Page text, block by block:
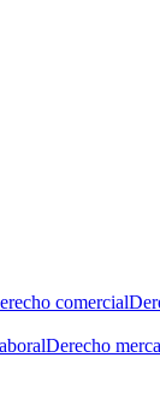
comercial
Derecho